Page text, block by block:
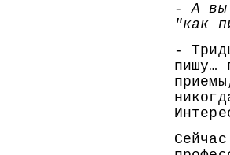
- А вы
"как
-
пишу…